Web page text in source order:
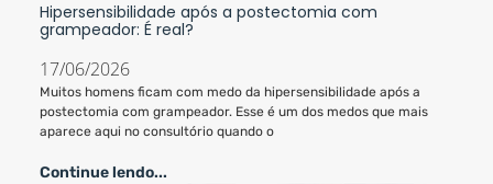
Hipersensibilidade após a postectomia com
grampeador: É real?
17/06/2026
Muitos homens ficam com medo da hipersensibilidade após a
postectomia com grampeador. Esse é um dos medos que mais
aparece aqui no consultório quando o
Continue lendo...